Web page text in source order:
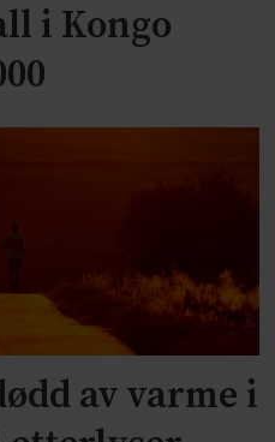
i Kongo
av varme i